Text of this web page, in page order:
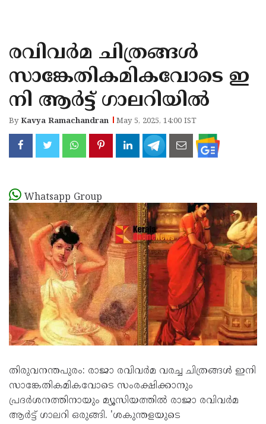
KANNUR
KASARAGOD
രവിവർമ ചിത്രങ്ങൾ
സാങ്കേതികമികവോടെ ഇ
നി ആർട്ട് ഗാലറിയിൽ
ByKavya Ramachandran May 5, 2025, 14:00 IST
Whatsapp Group
തിരുവനന്തപുരം: രാജാ രവിവര്‍മ വരച്ച ചിത്രങ്ങള്‍ ഇനി
സാങ്കേതികമികവോടെ സംരക്ഷിക്കാനും
പ്രദര്‍ശനത്തിനായും മ്യൂസിയത്തില്‍ രാജാ രവിവര്‍മ
ആര്‍ട്ട് ഗാലറി ഒരുങ്ങി. 'ശകുന്തളയുടെ